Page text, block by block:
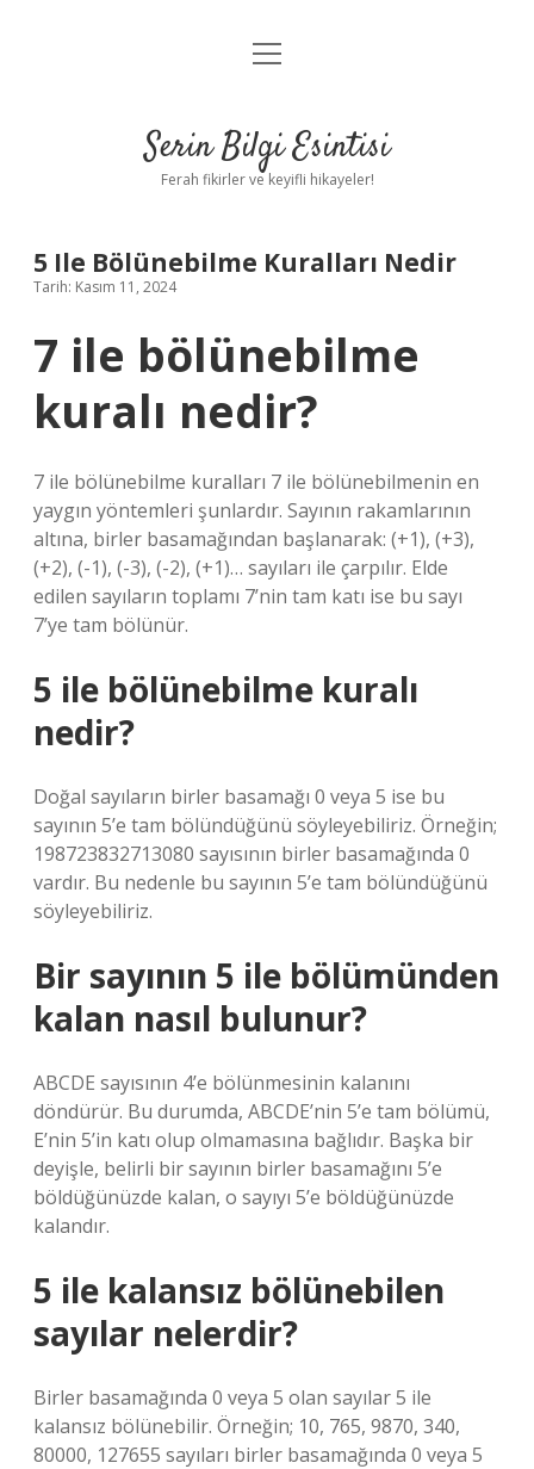
Anasayfa
Yasal Uyarı
menüyü
Serin Bilgi Esintisi
Ferah fikirler ve keyifli hikayeler!
5 Ile Bölünebilme Kuralları Nedir
Tarih: Kasım 11, 2024
7 ile bölünebilme
kuralı nedir?
7 ile bölünebilme kuralları 7 ile bölünebilmenin en
yaygın yöntemleri şunlardır. Sayının rakamlarının
altına, birler basamağından başlanarak: (+1), (+3),
(+2), (-1), (-3), (-2), (+1)… sayıları ile çarpılır. Elde
edilen sayıların toplamı 7’nin tam katı ise bu sayı
7’ye tam bölünür.
5 ile bölünebilme kuralı
nedir?
Doğal sayıların birler basamağı 0 veya 5 ise bu
sayının 5’e tam bölündüğünü söyleyebiliriz. Örneğin;
198723832713080 sayısının birler basamağında 0
vardır. Bu nedenle bu sayının 5’e tam bölündüğünü
söyleyebiliriz.
Bir sayının 5 ile bölümünden
kalan nasıl bulunur?
ABCDE sayısının 4’e bölünmesinin kalanını
döndürür. Bu durumda, ABCDE’nin 5’e tam bölümü,
E’nin 5’in katı olup olmamasına bağlıdır. Başka bir
deyişle, belirli bir sayının birler basamağını 5’e
böldüğünüzde kalan, o sayıyı 5’e böldüğünüzde
kalandır.
5 ile kalansız bölünebilen
sayılar nelerdir?
Birler basamağında 0 veya 5 olan sayılar 5 ile
kalansız bölünebilir. Örneğin; 10, 765, 9870, 340,
80000, 127655 sayıları birler basamağında 0 veya 5